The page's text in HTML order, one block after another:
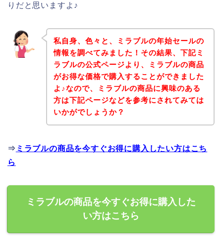
りだと思いますよ♪
私自身、色々と、ミラブルの年始セールの
情報を調べてみました！その結果、下記ミ
ラブルの公式ページより、ミラブルの商品
がお得な価格で購入することができました
よ♪なので、ミラブルの商品に興味のある
方は下記ページなどを参考にされてみては
いかがでしょうか？
⇒ ミラブルの商品を今すぐお得に購入したい方はこち
ら
ミラブルの商品を今すぐお得に購入した
い方はこちら